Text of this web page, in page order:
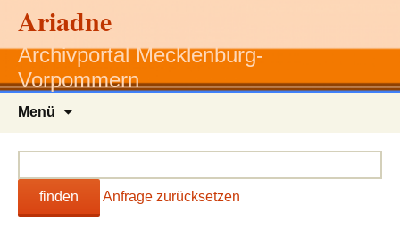
Ariadne
Archivportal Mecklenburg-
Vorpommern
Menü
finden Anfrage zurücksetzen